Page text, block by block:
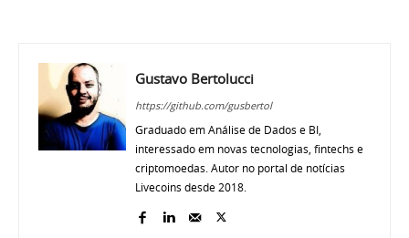
Gustavo Bertolucci
https://github.com/gusbertol
Graduado em Análise de Dados e BI,
interessado em novas tecnologias, fintechs e
criptomoedas. Autor no portal de notícias
Livecoins desde 2018.